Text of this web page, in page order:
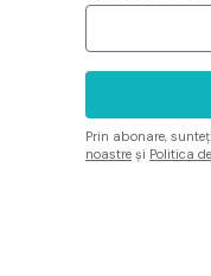
Prin abonare,
noastre și Politica